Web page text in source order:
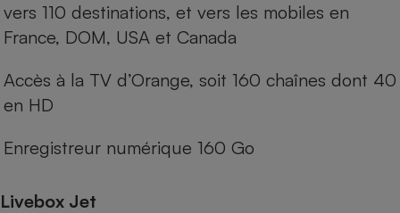
vers 110 destinations, et vers les mobiles en
France, DOM, USA et Canada
Accès à la TV d’Orange, soit 160 chaînes dont 40
en HD
Enregistreur numérique 160 Go
Livebox Jet